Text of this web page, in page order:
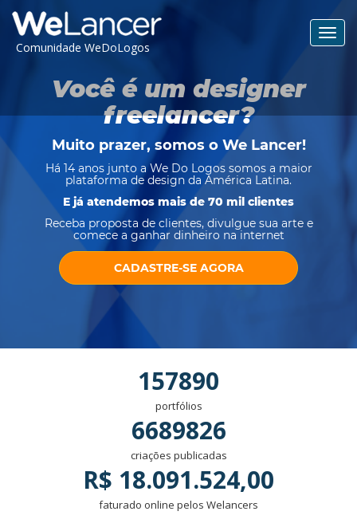
Comunidade WeDoLogos
Você é um designer
freelancer?
Muito prazer, somos o We Lancer!
Há 14 anos junto a We Do Logos somos a maior
plataforma de design da América Latina.
E já atendemos mais de 70 mil clientes
Receba proposta de clientes, divulgue sua arte e
comece a ganhar dinheiro na internet
CADASTRE-SE AGORA
157890
portfólios
6689826
criações publicadas
R$ 18.091.524,00
faturado online pelos Welancers